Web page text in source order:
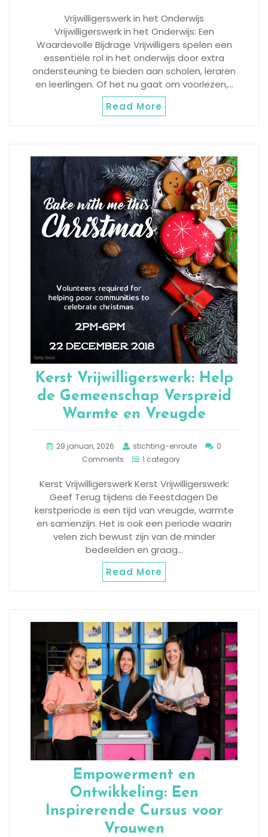
Vrijwilligerswerk in het Onderwijs
Vrijwilligerswerk in het Onderwijs: Een
Waardevolle Bijdrage Vrijwilligers spelen een
essentiële rol in het onderwijs door extra
ondersteuning te bieden aan scholen, leraren
en leerlingen. Of het nu gaat om voorlezen,…
Read More
Kerst Vrijwilligerswerk: Help
de Gemeenschap Verspreid
Warmte en Vreugde
29 januari, 2026 stichting-enroute
0
Comments
1 category
Kerst Vrijwilligerswerk Kerst Vrijwilligerswerk:
Geef Terug tijdens de Feestdagen De
kerstperiode is een tijd van vreugde, warmte
en samenzijn. Het is ook een periode waarin
velen zich bewust zijn van de minder
bedeelden en graag…
Read More
Empowerment en
Ontwikkeling: Een
Inspirerende Cursus voor
Vrouwen